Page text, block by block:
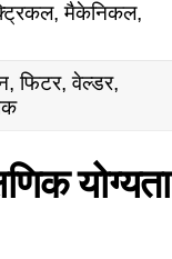
मैकेनिकल,
फिटर, वेल्डर,
योग्यता